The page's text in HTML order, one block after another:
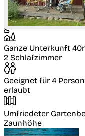
Ganze Unterkunft
2 Schlafzimmer
Geeignet für 4
erlaubt
Umfriedeter
Zaunhöhe